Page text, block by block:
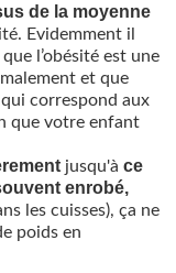
de la moyenne
Evidemment il
l’obésité est une
et que
correspond aux
que votre enfant
jusqu'à ce
enrobé,
les cuisses), ça ne
poids en